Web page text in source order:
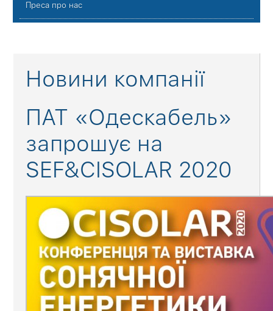
Преса про нас
Новини компанії
ПАТ «Одескабель»
запрошує на
SEF&CISOLAR 2020